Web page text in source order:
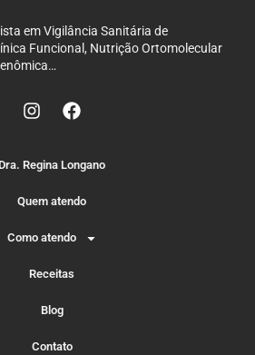
em Vigilância Sanitária de
Funcional, Nutrição Ortomolecular
Regina Longano
Quem atendo
Como atendo
Receitas
Blog
Contato